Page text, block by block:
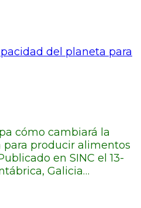
del planeta para
cómo cambiará la
producir alimentos
en SINC el 13-
Galicia…